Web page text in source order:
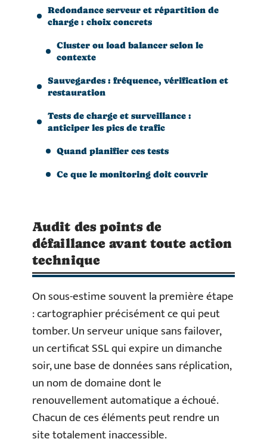
Redondance serveur et répartition de
charge : choix concrets
Cluster ou load balancer selon le
contexte
Sauvegardes : fréquence, vérification et
restauration
Tests de charge et surveillance :
anticiper les pics de trafic
Quand planifier ces tests
Ce que le monitoring doit couvrir
Audit des points de
défaillance avant toute action
technique
On sous-estime souvent la première étape
: cartographier précisément ce qui peut
tomber. Un serveur unique sans failover,
un certificat SSL qui expire un dimanche
soir, une base de données sans réplication,
un nom de domaine dont le
renouvellement automatique a échoué.
Chacun de ces éléments peut rendre un
site totalement inaccessible.